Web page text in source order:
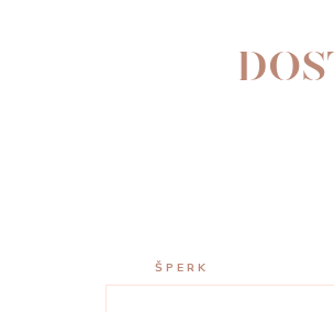
ŠPERK